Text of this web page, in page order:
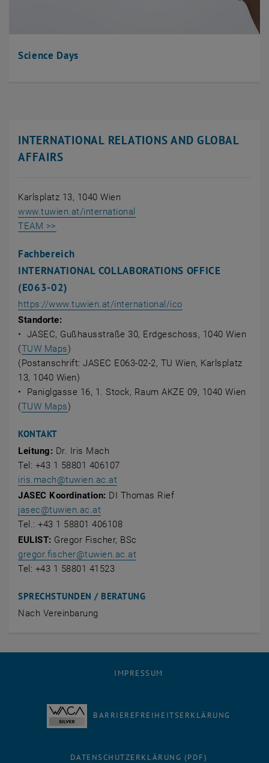
Science Days
INTERNATIONAL RELATIONS AND GLOBAL
AFFAIRS
Karlsplatz 13, 1040 Wien
www.tuwien.at/international
TEAM >>
Fachbereich
INTERNATIONAL COLLABORATIONS OFFICE
(E063-02)
https://www.tuwien.at/international/ico, öffnet eine externe
Standorte:
• JASEC, Gußhausstraße 30, Erdgeschoss, 1040 Wien
(TUW Maps, öffnet eine externe URL in einem neuen
)
(Postanschrift: JASEC E063-02-2, TU Wien, Karlsplatz
13, 1040 Wien)
• Paniglgasse 16, 1. Stock, Raum AKZE 09, 1040 Wien
(TUW Maps, öffnet eine externe URL in einem neuen
)
KONTAKT
Leitung: Dr. Iris Mach
Tel: +43 1 58801 406107
iris.mach@tuwien.ac.at
JASEC Koordination: DI Thomas Rief
jasec@tuwien.ac.at
Tel.: +43 1 58801 406108
EULIST: Gregor Fischer, BSc
gregor.fischer@tuwien.ac.at
Tel: +43 1 58801 41523
SPRECHSTUNDEN / BERATUNG
Nach Vereinbarung
IMPRESSUM
BARRIEREFREIHEITSERKLÄRUNG
DATENSCHUTZERKLÄRUNG (PDF)